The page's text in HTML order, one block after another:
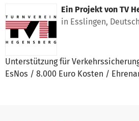
Ein Projekt von TV
in Esslingen,
Unterstützung für
EsNos / 8.000 Euro Kosten /